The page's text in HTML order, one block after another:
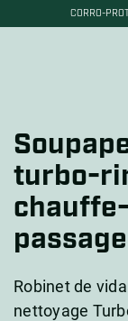
CORRO-
turbo-
Robinet de
nettoyage